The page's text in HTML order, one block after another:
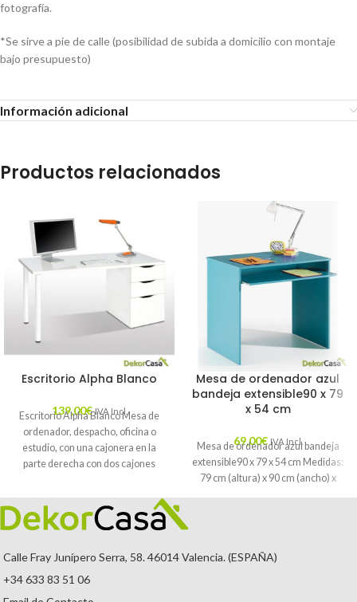
fotografía.
*Se sirve a pie de calle (posibilidad de subida a domicilio con montaje
bajo presupuesto)
Información adicional
Productos relacionados
Escritorio Alpha Blanco
139,00€ IVA Incl.
Escritorio Alpha Blanco Mesa de
ordenador, despacho, oficina o
estudio, con una cajonera en la
parte derecha con dos cajones
Mesa de ordenador azul
bandeja extensible90 x 79
x 54 cm
69,00€ IVA Incl.
Mesa de ordenador azul bandeja
extensible90 x 79 x 54 cm Medidas:
79 cm (altura) x 90 cm (ancho) x
Calle Fray Junípero Serra, 58. 46014 Valencia. (ESPAÑA)
+34 633 83 51 06